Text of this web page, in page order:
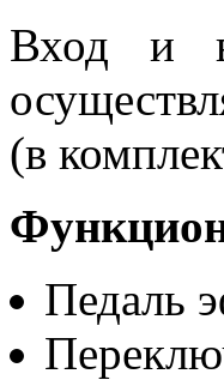
Вход и
(в
Педаль